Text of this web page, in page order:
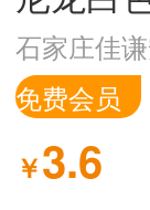
石家庄佳
免费会员
￥3.6